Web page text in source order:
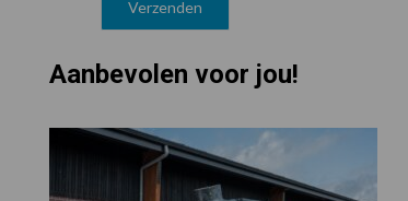
Aanbevolen voor jou!